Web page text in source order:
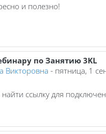
и полезно!
Владимирович
по Занятию 3KL
Викторовна - пятница, 1
ссылку для